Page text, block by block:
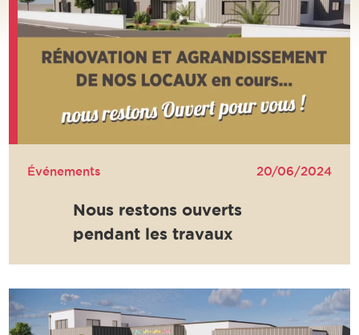
Événements 20/06/2024
Nous restons ouverts
pendant les travaux